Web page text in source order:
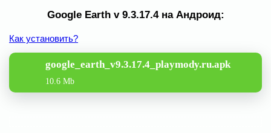
Google Earth v 9.3.17.4 на Андроид:
Как установить?
google_earth_v9.3.17.4_playmody.ru.apk
10.6 Mb